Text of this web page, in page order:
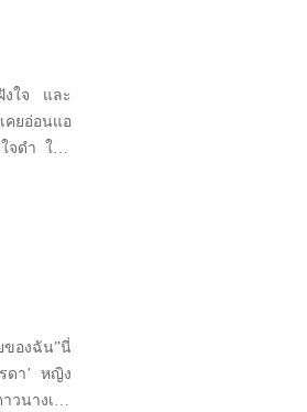
งใจ และ
คยอ่อนแอ
จดำ ให้รู้
เอยกลัว
องฉัน”นี่
ดา’ หญิง
วนางเอก